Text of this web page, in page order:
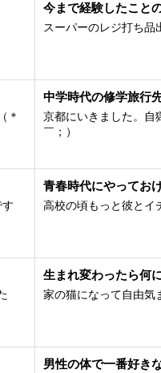
今まで経験したこと
スーパーのレジ打ち品
＊
中学時代の修学旅行
京都にいきました。
￣；）
青春時代にやってお
高校の頃もっと彼とイ
生まれ変わったら何
家の猫になって自由気
男性の体で一番好き